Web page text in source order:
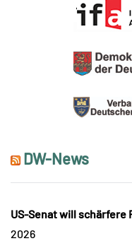
DW-News
US-Senat will schärfere
2026